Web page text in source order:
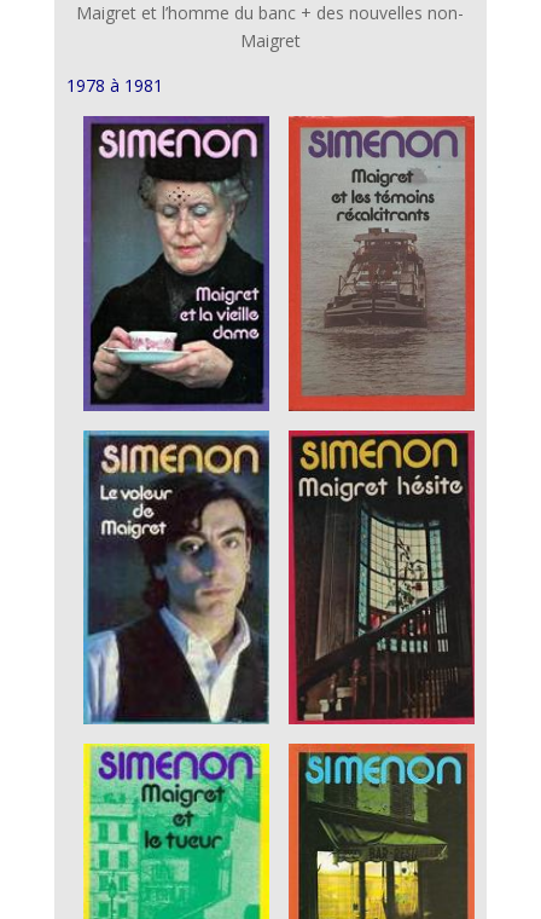
Maigret et l’homme du banc + des nouvelles non-
Maigret
1978 à 1981